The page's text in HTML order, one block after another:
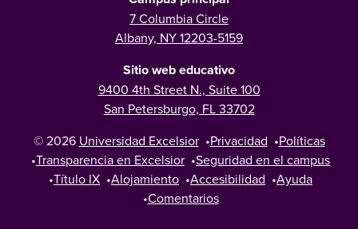
7 Columbia Circle
Albany, NY 12203-5159
Sitio web educativo
9400 4th Street N., Suite 100
San Petersburgo, FL 33702
© 2026 Universidad Excelsior •Privacidad •Políticas
•Transparencia en Excelsior •Seguridad en el campus
•Título IX •Alojamiento •Accesibilidad •Ayuda
•Comentarios